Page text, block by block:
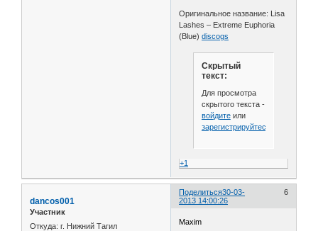
Оригинальное название: Lisa
Lashes – Extreme Euphoria
(Blue)discogs
Скрытый
текст:
Для просмотра
скрытого текста -
войдитеили
зарегистрируйтесь
+1
Поделиться 6
30-03-
2013 14:00:26
dancos001
Участник
Откуда: г. Нижний Тагил
Maxim